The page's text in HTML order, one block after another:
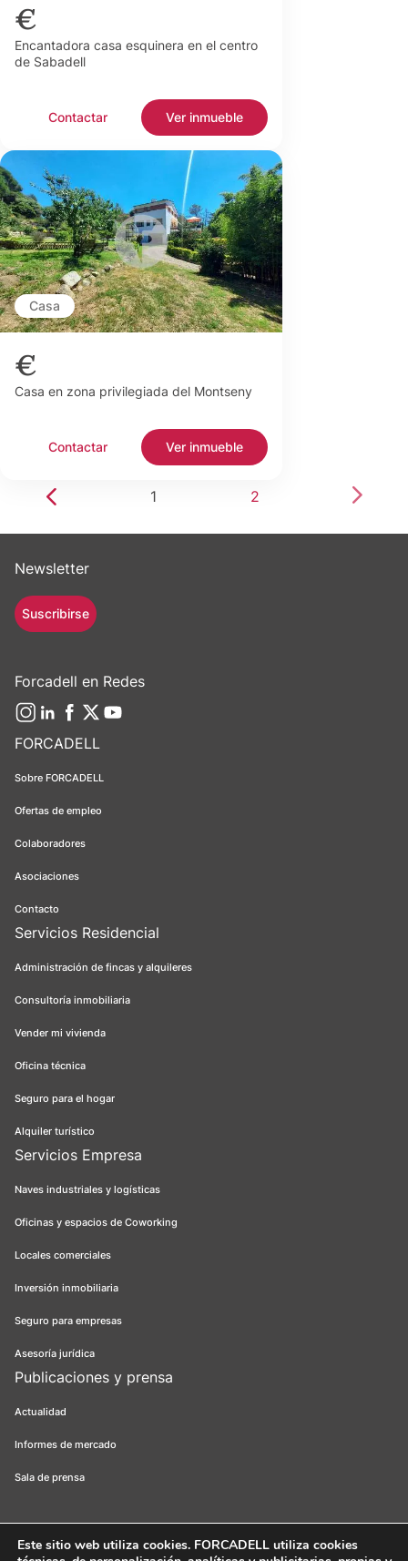
€
Encantadora casa esquinera en el centro
de Sabadell
Contactar Ver inmueble
Casa
€
Casa en zona privilegiada del Montseny
Contactar Ver inmueble
1 2
FORCADELL
Sobre FORCADELL
Ofertas de empleo
Colaboradores
Asociaciones
Contacto
Servicios Residencial
Administración de fincas y alquileres
Consultoría inmobiliaria
Vender mi vivienda
Oficina técnica
Seguro para el hogar
Alquiler turístico
Servicios Empresa
Naves industriales y logísticas
Oficinas y espacios de Coworking
Locales comerciales
Inversión inmobiliaria
Seguro para empresas
Asesoría jurídica
Publicaciones y prensa
Actualidad
Informes de mercado
Sala de prensa
Newsletter
Suscribirse
Forcadell en Redes
Este sitio web utiliza cookies. FORCADELL utiliza cookies